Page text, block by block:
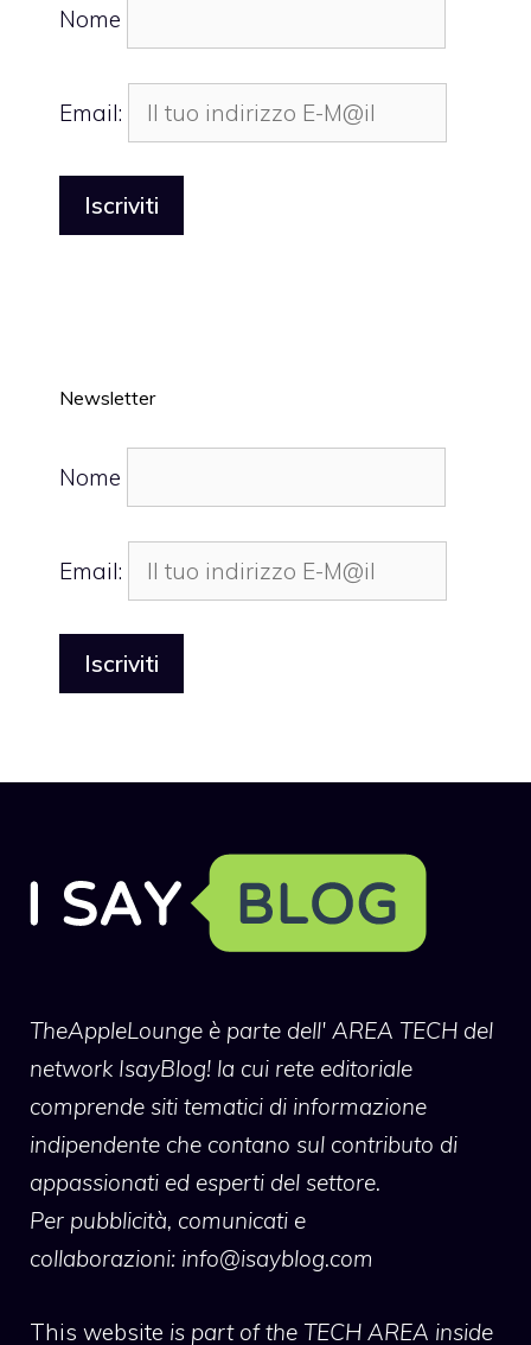
Nome
Email:
Newsletter
Nome
Email:
TheAppleLounge è parte dell' AREA TECH del
network IsayBlog! la cui rete editoriale
comprende siti tematici di informazione
indipendente che contano sul contributo di
appassionati ed esperti del settore.
Per pubblicità, comunicati e
collaborazioni: info@isayblog.com
This website is part of the TECH AREA inside